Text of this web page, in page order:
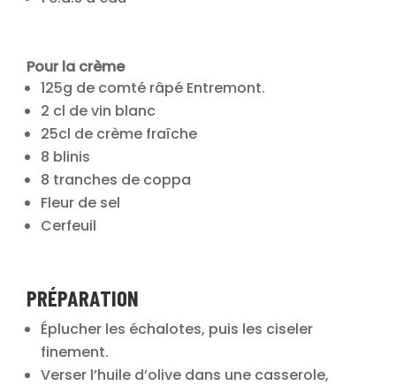
Pour la crème
125g de comté râpé Entremont.
2 cl de vin blanc
25cl de crème fraîche
8 blinis
8 tranches de coppa
Fleur de sel
Cerfeuil
PRÉPARATION
Éplucher les échalotes, puis les ciseler
finement.
Verser l’huile d’olive dans une casserole,